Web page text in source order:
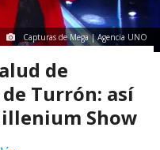
Capturas de Mega | Agencia UNO
de
Turrón: así
Show